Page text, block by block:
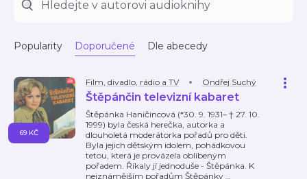
Popularity Doporučené Dle abecedy
Film, divadlo, rádio a TV Ondřej Suchý
Štěpánčin televizní kabaret
Štěpánka Haničincová (*30. 9. 1931– † 27. 10.
1999) byla česká herečka, autorka a
dlouholetá moderátorka pořadů pro děti.
Byla jejich dětským idolem, pohádkovou
tetou, která je provázela oblíbeným
pořadem. Říkaly jí jednoduše - Štěpánka. K
nejznámějším pořadům Štěpánky …
69 KČ